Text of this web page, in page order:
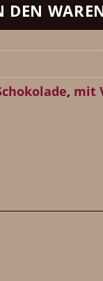
DEN
, mit